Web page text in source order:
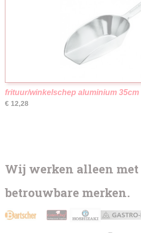
frituur/winkelschep aluminium 35cm
€ 12,28
Wij werken alleen met
betrouwbare merken.